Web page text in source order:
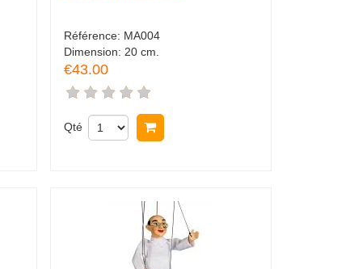
Référence: MA004
Dimension: 20 cm.
€43.00
Qté